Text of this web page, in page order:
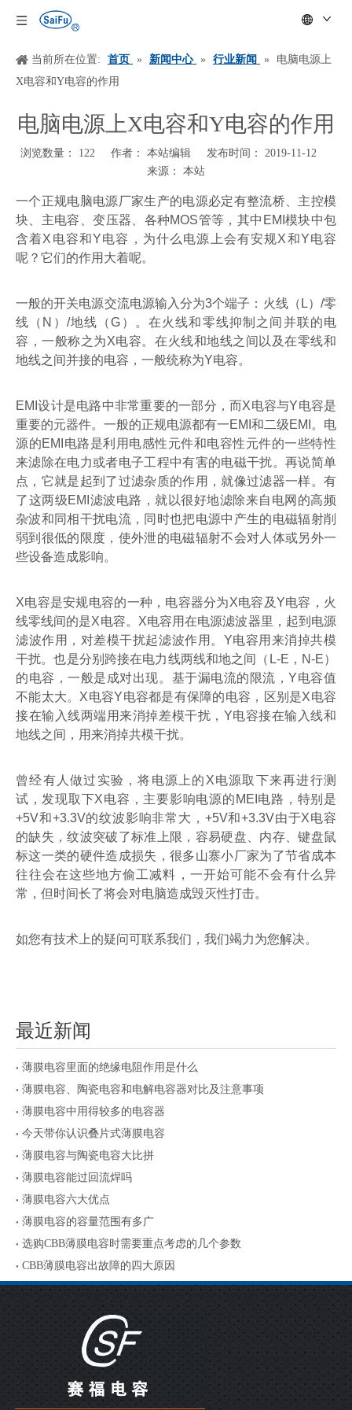
当前所在位置: 首页 » 新闻中心 » 行业新闻 »
电脑电源上
X电容和Y电容的作用
电脑电源上X电容和Y电容的作用
浏览数量： 122作者： 本站编辑 发布时间： 2019-11-12
来源： 本站
["wechat","weibo","qzone","douban","email"]
一个正规电脑电源厂家生产的电源必定有整流桥、主控模
块、主电容、变压器、各种MOS管等，其中 EMI 模块中包
含着X 电容和Y电容，为什么电源上会有安规X和Y电容
呢？它们的作用大着呢。
一般的开关电源交流电源输入分为3个端子：火线（ L） /零
线（ N ） /地线（G ）。在火线和零线抑制之间并联的电
容，一般称之为X电容。在火线和地线之间以及在零线和
地线之间并接的电容，一般统称为Y电容。
EMI 设计是电路中非常重要的一部分，而X电容与Y电容是
重要的元器件。一般的正规电源都有一EMI 和二级EMI 。电
源的EMI 电路是利用电感性元件和电容性元件的一些特性
来滤除在电力或者电子工程中有害的电磁干扰。再说简单
点，它就是起到了过滤杂质的作用，就像过滤器一样。有
了这两级EMI 滤波电路，就以很好地滤除来自电网的高频
杂波和同相干扰电流，同时也把电源中产生的电磁辐射削
弱到很低的限度，使外泄的电磁辐射不会对人体或另外一
些设备造成影响。
X电容是安规电容的一种，电容器分为X电容及Y电容，火
线零线间的是X电容。 X电容用在电源滤波器里，起到电源
滤波作用，对差模干扰起滤波作用。 Y电容用来消掉共模
干扰。也是分别跨接在电力线两线和地之间（ L-E ， N-E）
的电容，一般是成对出现。基于漏电流的限流，Y电容值
不能太大。 X电容Y电容都是有保障的电容，区别是X电容
接在输入线两端用来消掉差模干扰， Y电容接在输入线和
地线之间，用来消掉共模干扰。
曾经有人做过实验，将电源上的 X电源取下来再进行测
试，发现取下X电容，主要影响电源的 MEI 电路，特别是
+5V和+3.3V的纹波影响非常大， +5V和+3.3V由于X电容
的缺失，纹波突破了标准上限，容易硬盘、内存、键盘鼠
标这一类的硬件造成损失，很多山寨小厂家为了节省成本
往往会在这些地方偷工减料，一开始可能不会有什么异
常，但时间长了将会对电脑造成毁灭性打击。
如您有技术上的疑问可联系我们，我们竭力为您解决。
最近新闻
薄膜电容里面的绝缘电阻作用是什么
薄膜电容、陶瓷电容和电解电容器对比及注意事项
薄膜电容中用得较多的电容器
今天带你认识叠片式薄膜电容
薄膜电容与陶瓷电容大比拼
薄膜电容能过回流焊吗
薄膜电容六大优点
薄膜电容的容量范围有多广
选购CBB薄膜电容时需要重点考虑的几个参数
CBB薄膜电容出故障的四大原因